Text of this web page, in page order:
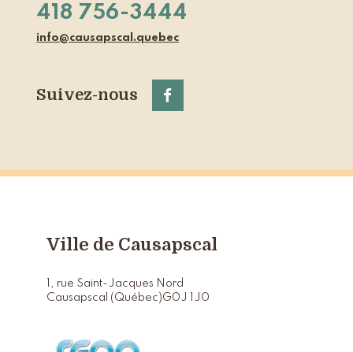
418 756-3444
info@causapscal.quebec
Suivez-nous
Ville de Causapscal
1, rue Saint-Jacques Nord
Causapscal (Québec)G0J 1J0